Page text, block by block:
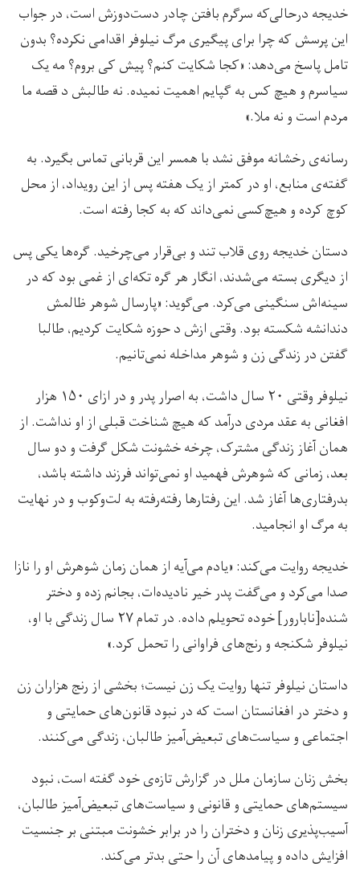
خدیجه درحالی‌که سرگرم بافتن چادر دست‌دوزش است، در جواب
این پرسش که چرا برای پیگیری مرگ نیلوفر اقدامی نکرده؟ بدون
تامل پاسخ می‌دهد: «کجا شکایت کنم؟ پیش کی بروم؟ مه یک
سیاسرم و هیچ کس به گپایم اهمیت نمیده. نه طالبش د قصه ما
مردم است و نه ملا.»
رسانه‌ی رخشانه موفق نشد با همسر این قربانی تماس بگیرد. به
گفته‌ی منابع، او در کمتر از یک هفته پس از این رویداد، از محل
کوچ کرده و هیچ‌کسی نمی‌داند که به کجا رفته است.
دستان خدیجه روی قلاب تند و بی‌قرار می‌چرخید. گره‌ها یکی پس
از دیگری بسته می‌شدند، انگار هر گره تکه‌ای از غمی بود که در
سینه‌اش سنگینی می‌کرد. می‌گوید: «پارسال شوهر ظالمش
دندانشه شکسته بود. وقتی ازش د حوزه شکایت کردیم، طالبا
گفتن در زندگی زن و شوهر مداخله نمی‌تانیم.
نیلوفر وقتی ۲۰ سال داشت، به اصرار پدر و در ازای ۱۵۰ هزار
افغانی به عقد مردی درآمد که هیچ شناخت قبلی از او نداشت. از
همان آغاز زندگی مشترک، چرخه خشونت شکل گرفت و دو سال
بعد، زمانی که شوهرش فهمید او نمی‌تواند فرزند داشته باشد،
بدرفتاری‌ها آغاز شد. این رفتارها رفته‌رفته به لت‌وکوب و در نهایت
به مرگ او انجامید.
خدیجه روایت می‌کند: «یادم می‌آیه از همان زمان شوهرش او را نازا
صدا می‌کرد و می‌گفت پدر خیر نادیده‌ات، بجانم زده و دختر
شنده[نابارور] خوده تحویلم داده. در تمام ۲۷ سال زندگی با او،
نیلوفر شکنجه و رنج‌های فراوانی را تحمل کرد.»
داستان نیلوفر تنها روایت یک زن نیست؛ بخشی از رنج هزاران زن
و دختر در افغانستان است که در نبود قانون‌های حمایتی و
اجتماعی و سیاست‌های تبعیض‌آمیز طالبان، زندگی می‌کنند.
بخش زنان سازمان ملل در گزارش تازه‌ی خود گفته است، نبود
سیستم‌های حمایتی و قانونی و سیاست‌های تبعیض‌آمیز طالبان،
آسیب‌پذیری زنان و دختران را در برابر خشونت مبتنی بر جنسیت
افزایش داده و پیامدهای آن را حتی بدتر می‌کند.